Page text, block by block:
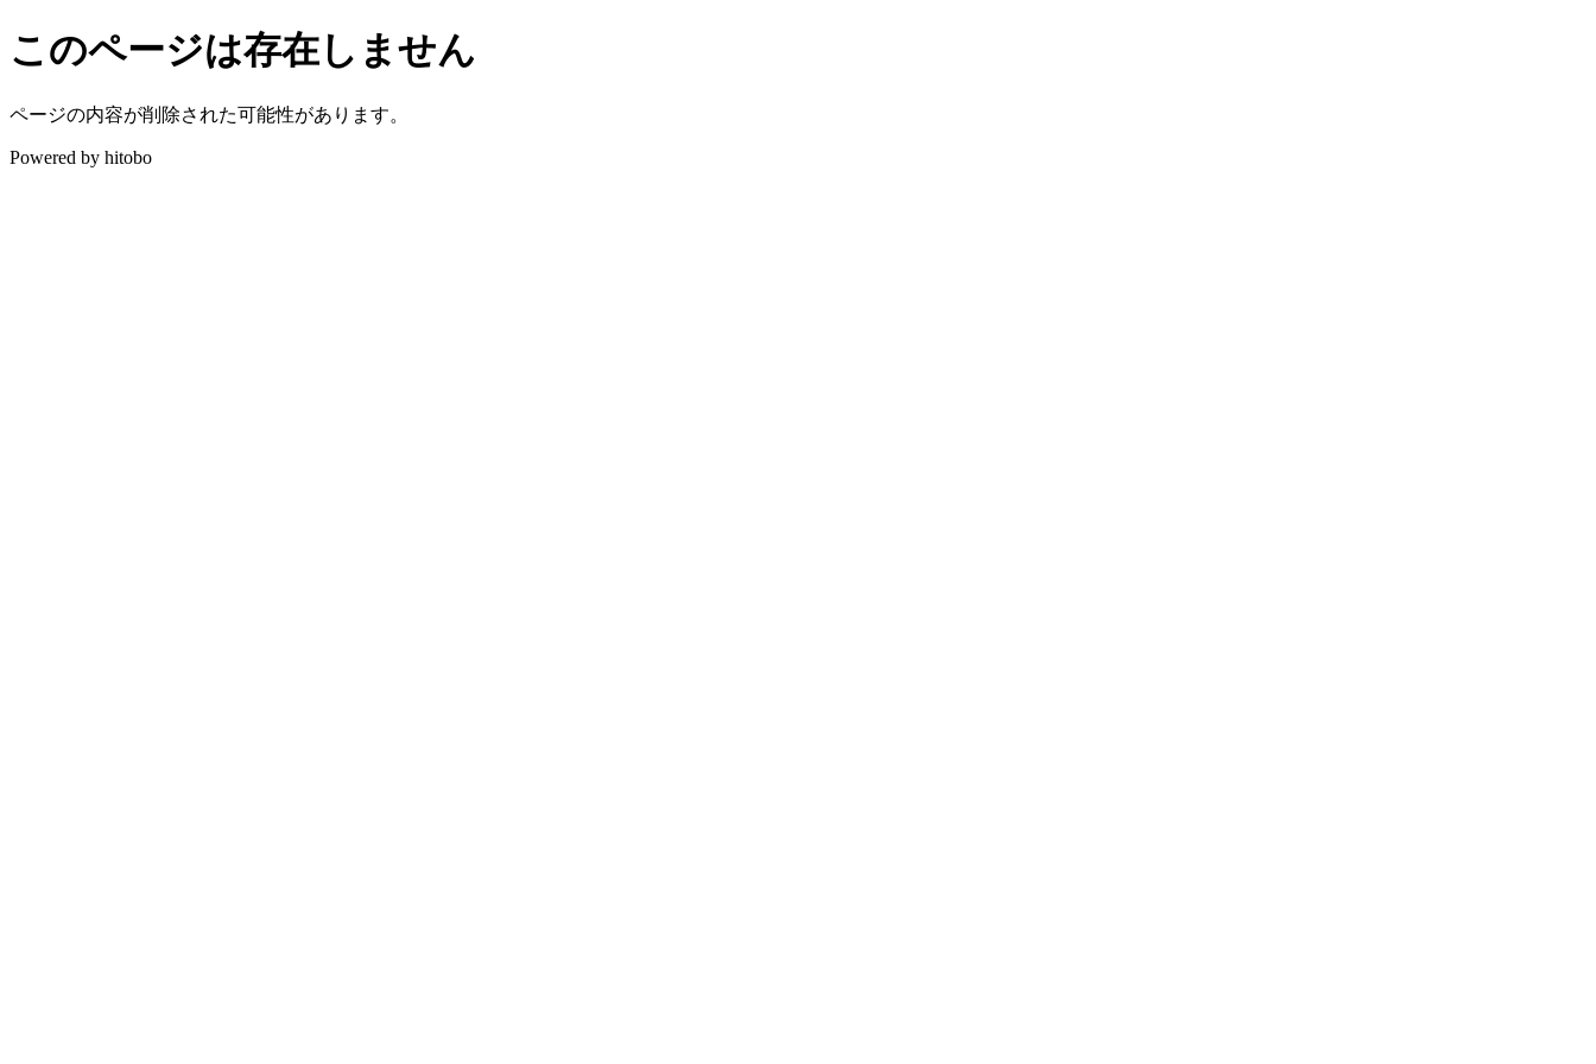
このページは存在しません
ページの内容が削除された可能性があります。
Powered by hitobo